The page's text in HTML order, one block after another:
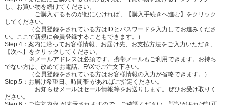
し、お買い物を続けてください。
ご購入するものが他になければ、【購入手続きへ進む】をクリック
してください。
（会員登録をされている方はIDとパスワードを入力してお進みくださ
い。ここで新規に会員登録することもできます。）
Step.4：案内に沿ってお客様情報、お届け先、お支払方法をご入力いただき、
【次へ】をクリックしてください。
※メールアドレスは必須です。携帯メールもご利用できます。お持ち
でない方は、改めてお電話、FAXでご注文下さい。
（会員登録をされている方はお客様情報の入力が省略できます。）
Step.5：お届け希望日、時間帯 があればご指定ください。
お知らせメールはセール情報等をお送りします。ぜひお受け取りく
ださい。